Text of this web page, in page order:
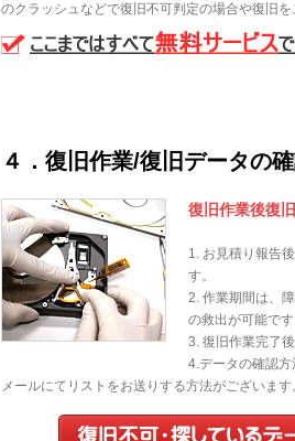
のクラッシュなどで復旧不可判定の場合や復旧
４．復旧作業/復旧データの
復旧作業後復
1. お見積り報告
す。
2. 作業期間は、
の救出が可能です
3. 復旧作業完了
4.データの確認方
メールにてリストをお送りする方法がございます